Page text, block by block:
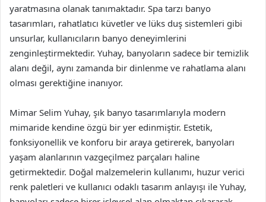
yaratmasına olanak tanımaktadır. Spa tarzı banyo
tasarımları, rahatlatıcı küvetler ve lüks duş sistemleri gibi
unsurlar, kullanıcıların banyo deneyimlerini
zenginleştirmektedir. Yuhay, banyoların sadece bir temizlik
alanı değil, aynı zamanda bir dinlenme ve rahatlama alanı
olması gerektiğine inanıyor.
Mimar Selim Yuhay, şık banyo tasarımlarıyla modern
mimaride kendine özgü bir yer edinmiştir. Estetik,
fonksiyonellik ve konforu bir araya getirerek, banyoları
yaşam alanlarının vazgeçilmez parçaları haline
getirmektedir. Doğal malzemelerin kullanımı, huzur verici
renk paletleri ve kullanıcı odaklı tasarım anlayışı ile Yuhay,